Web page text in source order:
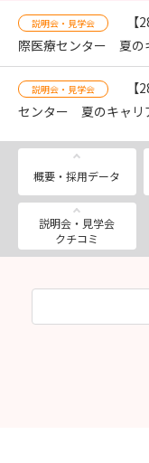
説明会・見学会
際医療センター 夏の
説明会・見学会
センター 夏のキャリ
概要・採用データ
説明会・見学会
クチコミ